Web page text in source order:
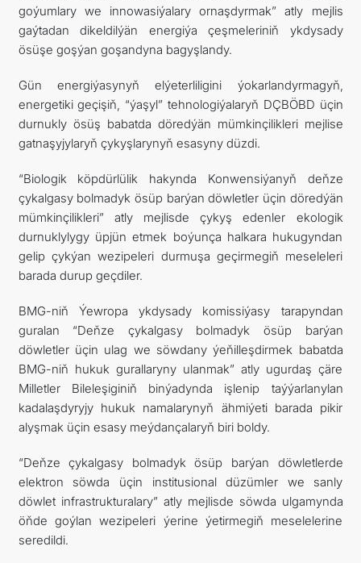
goýumlary we innowasiýalary ornaşdyrmak” atly mejlis
gaýtadan dikeldilýän energiýa çeşmeleriniň ykdysady
ösüşe goşýan goşandyna bagyşlandy.
Gün energiýasynyň elýeterliligini ýokarlandyrmagyň,
energetiki geçişiň, “ýaşyl” tehnologiýalaryň DÇBÖBD üçin
durnukly ösüş babatda döredýän mümkinçilikleri mejlise
gatnaşyjylaryň çykyşlarynyň esasyny düzdi.
“Biologik köpdürlülik hakynda Konwensiýanyň deňze
çykalgasy bolmadyk ösüp barýan döwletler üçin döredýän
mümkinçilikleri” atly mejlisde çykyş edenler ekologik
durnuklylygy üpjün etmek boýunça halkara hukugyndan
gelip çykýan wezipeleri durmuşa geçirmegiň meseleleri
barada durup geçdiler.
BMG-niň Ýewropa ykdysady komissiýasy tarapyndan
guralan “Deňze çykalgasy bolmadyk ösüp barýan
döwletler üçin ulag we söwdany ýeňilleşdirmek babatda
BMG-niň hukuk gurallaryny ulanmak” atly ugurdaş çäre
Milletler Bileleşiginiň binýadynda işlenip taýýarlanylan
kadalaşdyryjy hukuk namalarynyň ähmiýeti barada pikir
alyşmak üçin esasy meýdançalaryň biri boldy.
“Deňze çykalgasy bolmadyk ösüp barýan döwletlerde
elektron söwda üçin institusional düzümler we sanly
döwlet infrastrukturalary” atly mejlisde söwda ulgamynda
öňde goýlan wezipeleri ýerine ýetirmegiň meselelerine
seredildi.